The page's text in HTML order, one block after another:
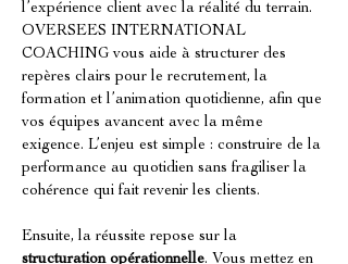
l’expérience client avec la réalité du terrain.
OVERSEES INTERNATIONAL
COACHING vous aide à structurer des
repères clairs pour le recrutement, la
formation et l’animation quotidienne, afin que
vos équipes avancent avec la même
exigence. L’enjeu est simple : construire de la
performance au quotidien sans fragiliser la
cohérence qui fait revenir les clients.
Ensuite, la réussite repose sur la
structuration opérationnelle. Vous mettez en